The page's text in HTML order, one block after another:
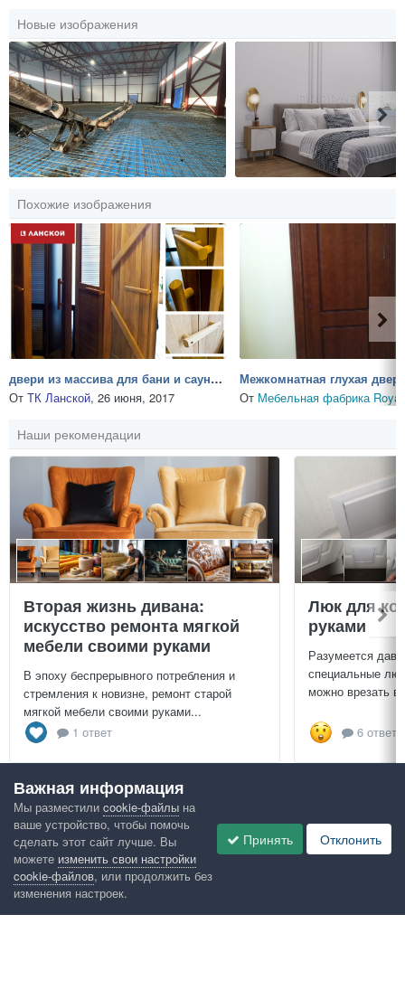
Новые изображения
Похожие изображения
двери из массива для бани и сауны в ТК Ланской
От ТК Ланской, 26 июня, 2017
Межкомнатная глухая
От Мебельная фабрика
Наши рекомендации
Вторая жизнь дивана:
искусство ремонта мягкой
мебели своими руками
В эпоху беспрерывного потребления и
стремления к новизне, ремонт старой
мягкой мебели своими руками...
1 ответ
Люк для
руками
Разумеется
специальные
можно врезать
6
Посмотреть всё
Google рекомендует
Важная информация
Мы разместили cookie-файлы на
ваше устройство, чтобы помочь
сделать этот сайт лучше. Вы
можете изменить свои настройки
cookie-файлов, или продолжить без
изменения настроек.
Принять Отклонить